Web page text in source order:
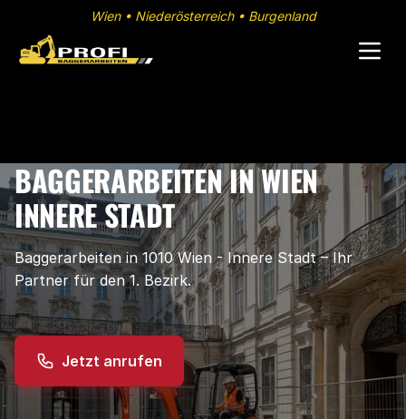
Wien • Niederösterreich • Burgenland
BAGGERARBEITEN IN WIEN
INNERE STADT
Baggerarbeiten in 1010 Wien - Innere Stadt – Ihr
Partner für den 1. Bezirk.
Jetzt anrufen